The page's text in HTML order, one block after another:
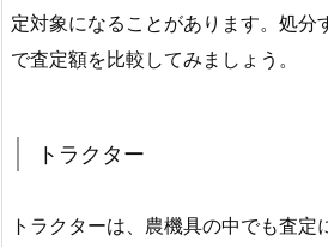
定対象になることがあります。処分
で査定額を比較してみましょう。
トラクター
トラクターは、農機具の中でも査